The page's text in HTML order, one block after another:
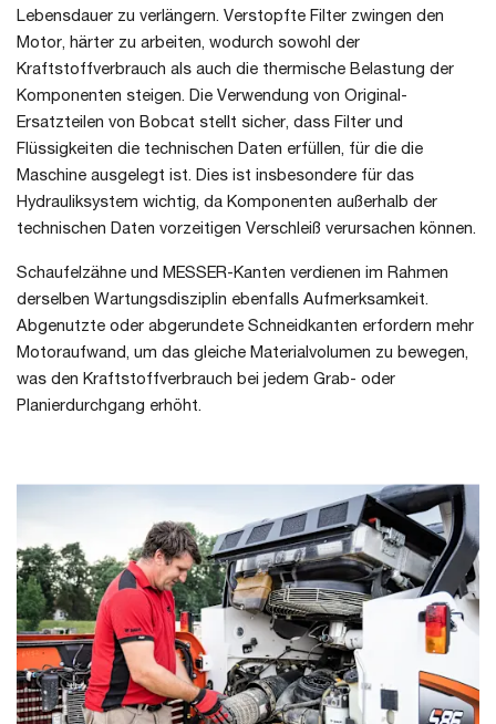
Lebensdauer zu verlängern. Verstopfte Filter zwingen den
Motor, härter zu arbeiten, wodurch sowohl der
Kraftstoffverbrauch als auch die thermische Belastung der
Komponenten steigen. Die Verwendung von Original-
Ersatzteilen von Bobcat stellt sicher, dass Filter und
Flüssigkeiten die technischen Daten erfüllen, für die die
Maschine ausgelegt ist. Dies ist insbesondere für das
Hydrauliksystem wichtig, da Komponenten außerhalb der
technischen Daten vorzeitigen Verschleiß verursachen können.
Schaufelzähne und MESSER-Kanten verdienen im Rahmen
derselben Wartungsdisziplin ebenfalls Aufmerksamkeit.
Abgenutzte oder abgerundete Schneidkanten erfordern mehr
Motoraufwand, um das gleiche Materialvolumen zu bewegen,
was den Kraftstoffverbrauch bei jedem Grab- oder
Planierdurchgang erhöht.